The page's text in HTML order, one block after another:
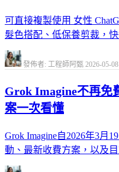
可直接複製使用 女性
髮色搭配、低保養剪裁，
發佈者: 工程師阿甄 2026-05-
Grok Imagine不再免
案一次看懂
Grok Imagine自2026年3月
動、最新收費方案，以及